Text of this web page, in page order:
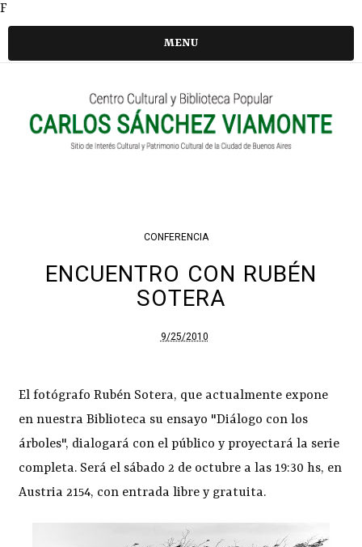
F
MENU
CONFERENCIA
ENCUENTRO CON RUBÉN
SOTERA
9/25/2010
El fotógrafo Rubén Sotera, que actualmente expone
en nuestra Biblioteca su ensayo "Diálogo con los
árboles", dialogará con el público y proyectará la serie
completa. Será el sábado 2 de octubre a las 19:30 hs, en
Austria 2154, con entrada libre y gratuita.